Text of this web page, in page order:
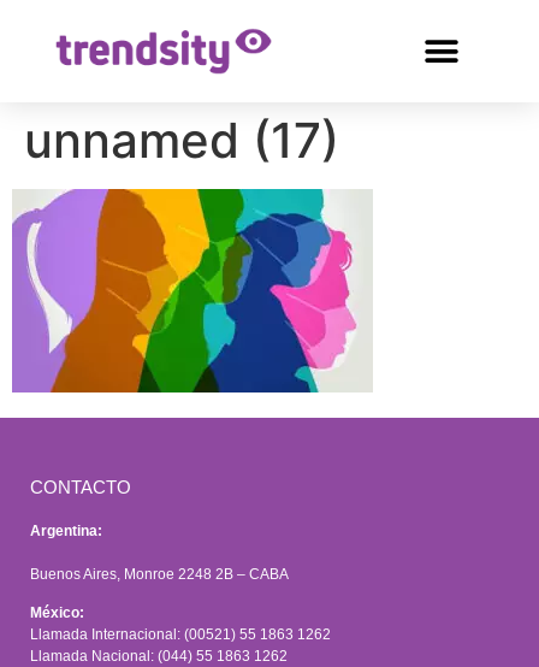
unnamed (17)
CONTACTO
Argentina:
Buenos Aires, Monroe 2248 2B – CABA
México:
Llamada Internacional: (00521) 55 1863 1262
Llamada Nacional: (044) 55 1863 1262